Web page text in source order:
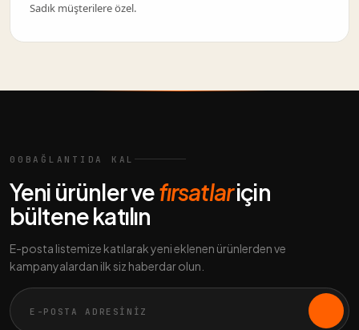
Sadık müşterilere özel.
00 BAĞLANTIDA KAL
Yeni ürünler vefırsatlariçin
bültene katılın
E-posta listemize katılarak yeni eklenen ürünlerden ve
kampanyalardan ilk siz haberdar olun.